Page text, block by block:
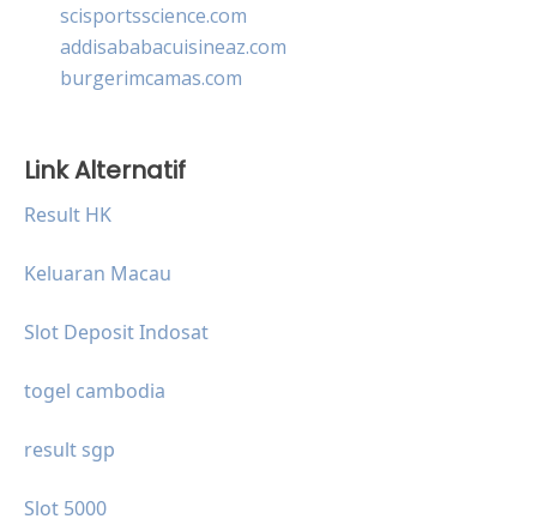
scisportsscience.com
addisababacuisineaz.com
burgerimcamas.com
Link Alternatif
Result HK
Keluaran Macau
Slot Deposit Indosat
togel cambodia
result sgp
Slot 5000